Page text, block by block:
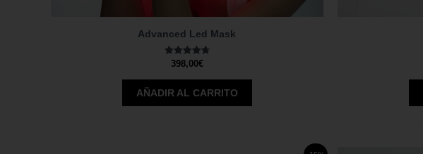
Advanced Led Mask
Valorado
4.71
de 5
398,00€
AÑADIR AL CARRITO